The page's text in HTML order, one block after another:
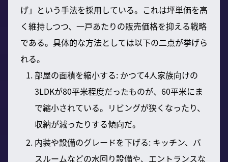
げ」という手法を採用している。これは坪単価を高
く維持しつつ、一戸あたりの販売価格を抑える戦略
である。具体的な方法としては以下の二点が挙げら
れる。
部屋の面積を縮小する: かつて4人家族向けの
3LDKが80平米程度だったものが、60平米にま
で縮小されている。リビングが狭くなったり、
収納が減ったりする傾向だ。
内装や設備のグレードを下げる: キッチン、バ
スルームなどの水回り設備や、エントランスな